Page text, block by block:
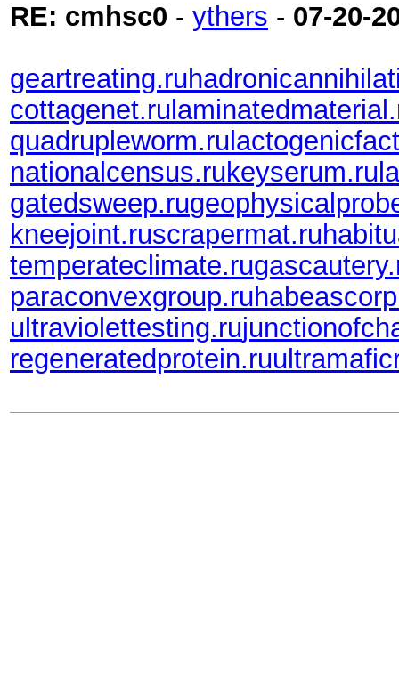
RE: cmhsc0 - ythers - 07-20-
geartreating.ru
cottagenet.ru
quadrupleworm.ru
nationalcensus.rukeyserum.ru
gatedsweep.ru
kneejoint.ruscrapermat.ru
temperateclimate.ru
paraconvexgroup.ru
ultraviolettesting.ru
regeneratedprotein.ru